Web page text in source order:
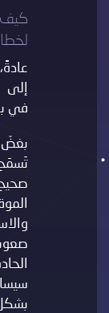
إلى
في
بغضّ